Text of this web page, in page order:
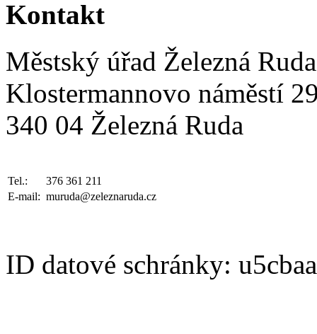
Kontakt
Městský úřad Železná Ruda
Klostermannovo náměstí
340 04 Železná Ruda
Tel.:
376 361 211
E-mail: muruda@zeleznaruda.cz
ID datové schránky: